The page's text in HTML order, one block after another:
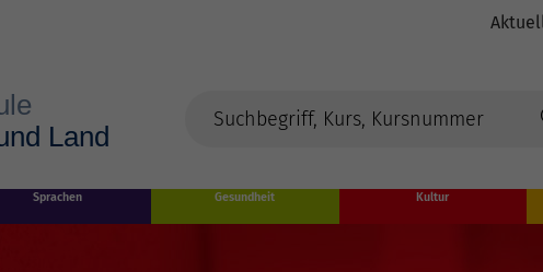
Sprachen Gesundheit Kultur